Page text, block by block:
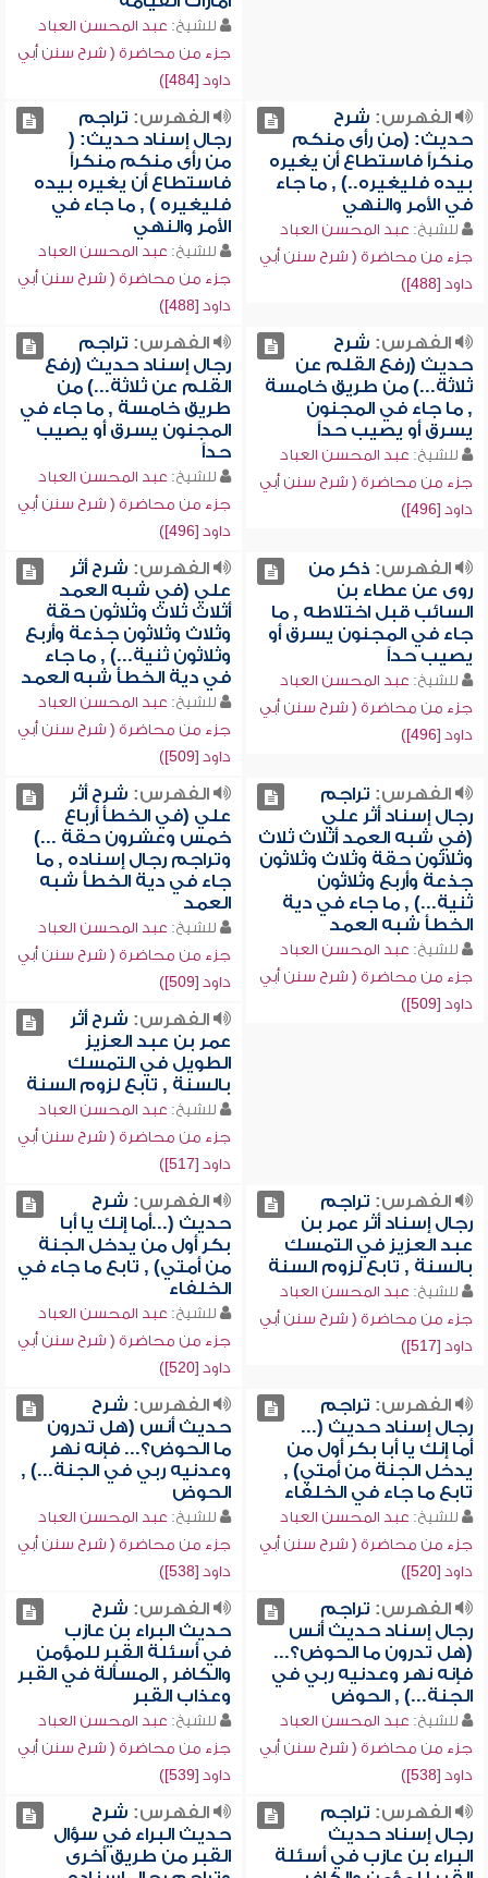
للشيخ: عبد المحسن العباد
جزء من محاضرة ( شرح سنن أبي
داود [484])
الفهرس: شرح
حديث: (من رأى منكم
منكراً فاستطاع أن يغيره
بيده فليغيره..) , ما جاء
في الأمر والنهي
للشيخ: عبد المحسن العباد
جزء من محاضرة ( شرح سنن أبي
داود [488])
الفهرس: تراجم
رجال إسناد حديث: (
من رأى منكم منكراً
فاستطاع أن يغيره بيده
فليغيره ) , ما جاء في
الأمر والنهي
للشيخ: عبد المحسن العباد
جزء من محاضرة ( شرح سنن أبي
داود [488])
الفهرس: شرح
حديث (رفع القلم عن
ثلاثة...) من طريق خامسة
, ما جاء في المجنون
يسرق أو يصيب حداً
للشيخ: عبد المحسن العباد
جزء من محاضرة ( شرح سنن أبي
داود [496])
الفهرس: تراجم
رجال إسناد حديث (رفع
القلم عن ثلاثة...) من
طريق خامسة , ما جاء في
المجنون يسرق أو يصيب
حداً
للشيخ: عبد المحسن العباد
جزء من محاضرة ( شرح سنن أبي
داود [496])
الفهرس: ذكر من
روى عن عطاء بن
السائب قبل اختلاطه , ما
جاء في المجنون يسرق أو
يصيب حداً
للشيخ: عبد المحسن العباد
جزء من محاضرة ( شرح سنن أبي
داود [496])
الفهرس: شرح أثر
علي (في شبه العمد
أثلاث ثلاث وثلاثون حقة
وثلاث وثلاثون جذعة وأربع
وثلاثون ثنية...) , ما جاء
في دية الخطأ شبه العمد
للشيخ: عبد المحسن العباد
جزء من محاضرة ( شرح سنن أبي
داود [509])
الفهرس: تراجم
رجال إسناد أثر علي
(في شبه العمد أثلاث ثلاث
وثلاثون حقة وثلاث وثلاثون
جذعة وأربع وثلاثون
ثنية...) , ما جاء في دية
الخطأ شبه العمد
للشيخ: عبد المحسن العباد
جزء من محاضرة ( شرح سنن أبي
داود [509])
الفهرس: شرح أثر
علي (في الخطأ أرباع
خمس وعشرون حقة ...)
وتراجم رجال إسناده , ما
جاء في دية الخطأ شبه
العمد
للشيخ: عبد المحسن العباد
جزء من محاضرة ( شرح سنن أبي
داود [509])
الفهرس: شرح أثر
عمر بن عبد العزيز
الطويل في التمسك
بالسنة , تابع لزوم السنة
للشيخ: عبد المحسن العباد
جزء من محاضرة ( شرح سنن أبي
داود [517])
الفهرس: تراجم
رجال إسناد أثر عمر بن
عبد العزيز في التمسك
بالسنة , تابع لزوم السنة
للشيخ: عبد المحسن العباد
جزء من محاضرة ( شرح سنن أبي
داود [517])
الفهرس: شرح
حديث (...أما إنك يا أبا
بكر أول من يدخل الجنة
من أمتي) , تابع ما جاء في
الخلفاء
للشيخ: عبد المحسن العباد
جزء من محاضرة ( شرح سنن أبي
داود [520])
الفهرس: تراجم
رجال إسناد حديث (...
أما إنك يا أبا بكر أول من
يدخل الجنة من أمتي) ,
تابع ما جاء في الخلفاء
للشيخ: عبد المحسن العباد
جزء من محاضرة ( شرح سنن أبي
داود [520])
الفهرس: شرح
حديث أنس (هل تدرون
ما الحوض؟... فإنه نهر
وعدنيه ربي في الجنة...) ,
الحوض
للشيخ: عبد المحسن العباد
جزء من محاضرة ( شرح سنن أبي
داود [538])
الفهرس: تراجم
رجال إسناد حديث أنس
(هل تدرون ما الحوض؟...
فإنه نهر وعدنيه ربي في
الجنة...) , الحوض
للشيخ: عبد المحسن العباد
جزء من محاضرة ( شرح سنن أبي
داود [538])
الفهرس: شرح
حديث البراء بن عازب
في أسئلة القبر للمؤمن
والكافر , المسألة في القبر
وعذاب القبر
للشيخ: عبد المحسن العباد
جزء من محاضرة ( شرح سنن أبي
داود [539])
الفهرس: تراجم
رجال إسناد حديث
البراء بن عازب في أسئلة
الفهرس: شرح
حديث البراء في سؤال
القبر من طريق أخرى